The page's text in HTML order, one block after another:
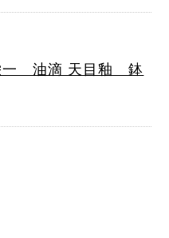
一 油滴 天目釉 鉢